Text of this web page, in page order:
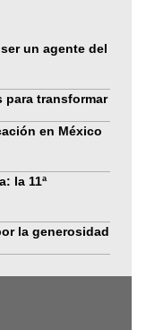
un agente del
para transformar
en México
la 11ª
la generosidad